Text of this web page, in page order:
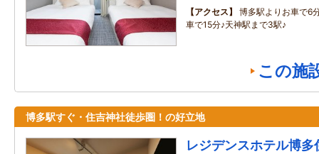
アクセス
博多駅よりお車で6
車で15分♪天神駅まで3駅♪
この施
博多駅すぐ・住吉神社徒歩圏！の好立地
レジデンスホテル博多